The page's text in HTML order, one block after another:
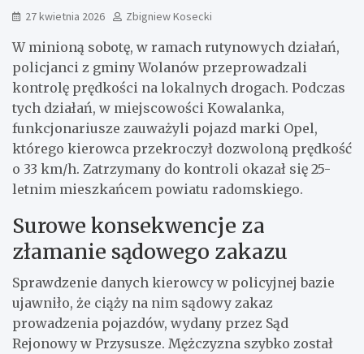
27 kwietnia 2026 Zbigniew Kosecki
W minioną sobotę, w ramach rutynowych działań,
policjanci z gminy Wolanów przeprowadzali
kontrolę prędkości na lokalnych drogach. Podczas
tych działań, w miejscowości Kowalanka,
funkcjonariusze zauważyli pojazd marki Opel,
którego kierowca przekroczył dozwoloną prędkość
o 33 km/h. Zatrzymany do kontroli okazał się 25-
letnim mieszkańcem powiatu radomskiego.
Surowe konsekwencje za
złamanie sądowego zakazu
Sprawdzenie danych kierowcy w policyjnej bazie
ujawniło, że ciąży na nim sądowy zakaz
prowadzenia pojazdów, wydany przez Sąd
Rejonowy w Przysusze. Mężczyzna szybko został